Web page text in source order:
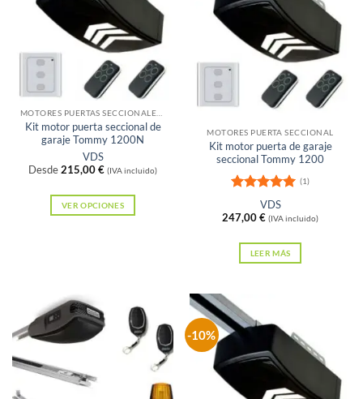
Kit motor puerta seccional de
garaje Tommy 1200N
VDS
Desde215,00€ (IVA incluido)
VER OPCIONES
variantes.
Las
opciones
pueden
Sin existencias
MOTORES PUERTA SECCIONAL
Kit motor puerta de garaje
seccional Tommy 1200
Valorado
con 5de 5
(1)
VDS
247,00€ (IVA incluido)
LEER MÁS
-10%